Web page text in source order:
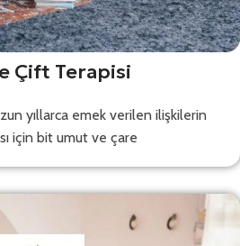
Çift Terapisi
yıllarca emek verilen ilişkilerin
için bit umut ve çare